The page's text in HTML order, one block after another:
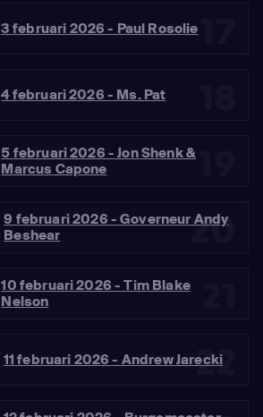
3 februari 2026 - Paul Rosolie
4 februari 2026 - Ms. Pat
5 februari 2026 - Jon Shenk &
Marcus Capone
20
9 februari 2026 - Governeur Andy
Beshear
10 februari 2026 - Tim Blake
Nelson
22
11 februari 2026 - Andrew Jarecki